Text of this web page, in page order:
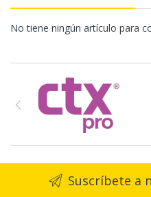
No tiene ningún artículo para
Suscríbete a